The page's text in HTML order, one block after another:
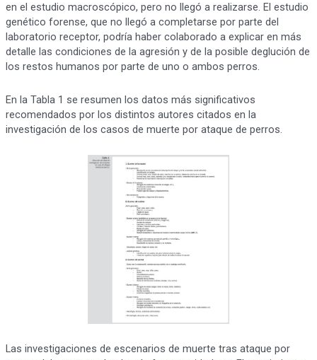
en el estudio macroscópico, pero no llegó a realizarse. El estudio
genético forense, que no llegó a completarse por parte del
laboratorio receptor, podría haber colaborado a explicar en más
detalle las condiciones de la agresión y de la posible deglución de
los restos humanos por parte de uno o ambos perros.
En la Tabla 1 se resumen los datos más significativos
recomendados por los distintos autores citados en la
investigación de los casos de muerte por ataque de perros.
Las investigaciones de escenarios de muerte tras ataque por